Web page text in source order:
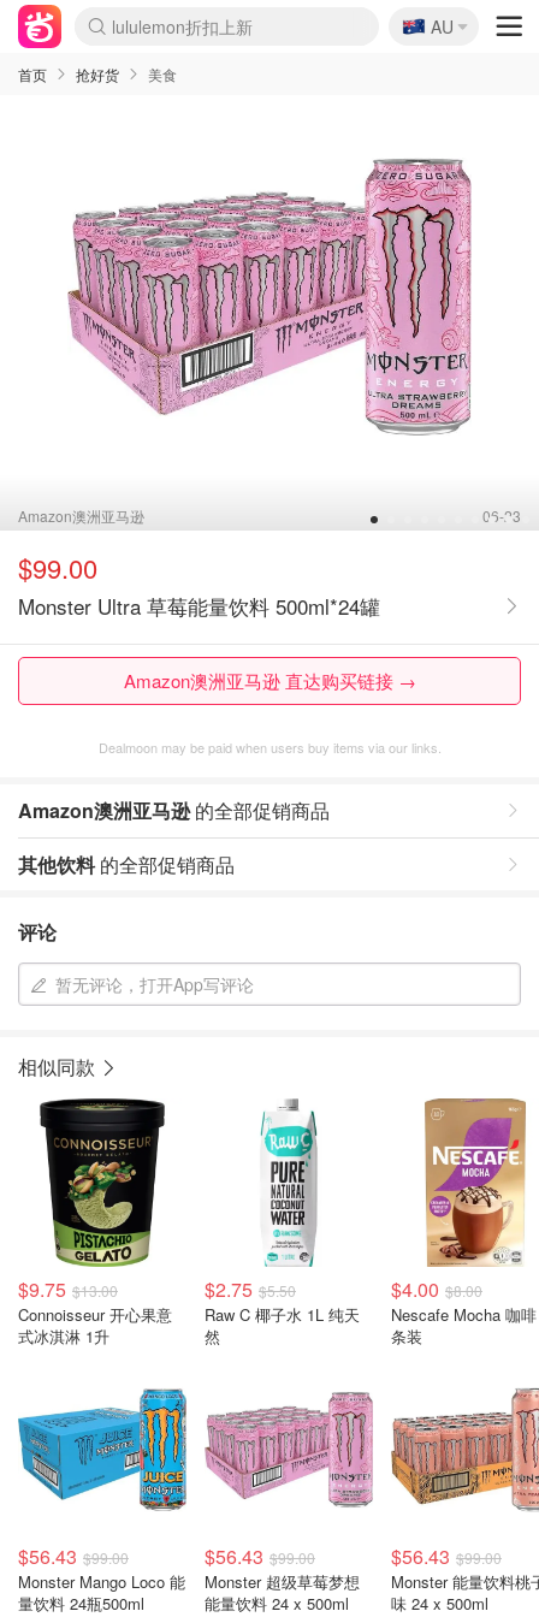
lululemon折扣上新
Sasa美妆护肤3.5折
SSENSE年中3折
FreshBeauty好价汇总
Cettire降价+叠9折
WWS Coles超市实拍
viagogo二手票捡漏
Myer超级周末1折
The Outnet奢牌1折起
David Jones 3折起
Flannels大牌1折
Perfumes Club护肤1折
AMIRO返校季6.2折
Amazon折扣汇总
eToro入金$200送$50
Amazon数码好物
ICONIC本周7.5折
ThedoubleF高奢地板价
Moose Knuckles 6折
丝芙兰5折起
EUFY官网3.7折起
Selenichast首饰2折
Trip机票酒店促销
YSL送5件彩妆礼
Amazon家居好物
Amazon美妆护肤
雅漾大喷$8
过敏原检测盒$33
伊索独家赠50ml沐浴露
科颜氏清仓3折
SEALIFE海洋馆门票6折
丝塔芙大白罐$16
订阅Newsletter送香薰
Cult Beauty 6.8折
Harrods圣诞日历2.3折
LN-CC奢牌私促3折
d'Alba空姐喷雾$16
EVE LOM套装逆天2折
Bernardelli独家4折
Adore Beauty 6折起
CT圣诞日历
Mytheresa奢品2.7折
Luxury Escapes 9折
Currentbody美容仪9折
MOON Garden Live
ALLSAINTS美衣3折
Roborock扫地机3.7折
Tingo Life水杯$24
Valentino官网5折
CR洗发护发6.3折
修丽可套装7.4折
Myer彩妆2件7折
GANNI官网4.5折
Stylevana韩妆4折
Tessabit高奢8.5折
OGX洗护4折
Amazon阿德莱德次日达
卡诗8.5折+赠礼
Philips Hue灯具8折
🇦🇺
AU
首页 抢好货 美食
1 2 3 4 5 6 7 8 910
Amazon澳洲亚马逊 06-23
$99.00
Monster Ultra 草莓能量饮料 500ml*24罐
Amazon澳洲亚马逊 直达购买链接 →
Dealmoon may be paid when users buy items via our links.
Amazon澳洲亚马逊的全部促销商品
其他饮料的全部促销商品
评论
暂无评论，打开App写评论
相似同款
$9.75 $13.00
Connoisseur 开心果意
式冰淇淋 1升
$2.75 $5.50
Raw C 椰子水 1L 纯天
然
$4.00 $8.00
Nescafe Mocha 咖
条装
$56.43 $99.00
Monster Mango Loco 能
量饮料 24瓶500ml
$56.43 $99.00
Monster 超级草莓梦想
能量饮料 24 x 500ml
$56.43 $99.00
Monster 能量饮料桃
味 24 x 500ml